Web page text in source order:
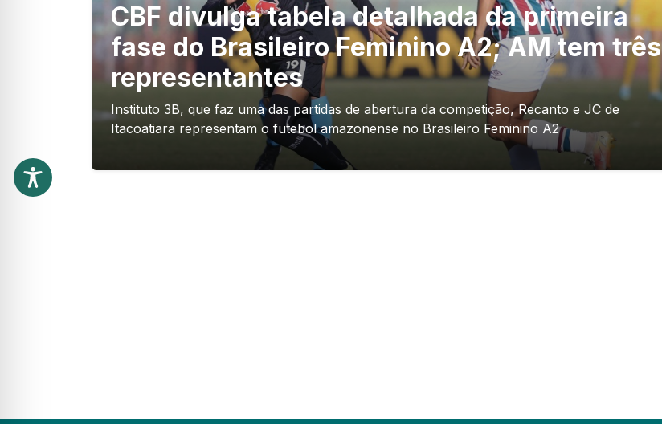
CBF divulga tabela detalhada da primeira
fase do Brasileiro Feminino A2; AM tem três
representantes
Instituto 3B, que faz uma das partidas de abertura da competição, Recanto e JC de
Itacoatiara representam o futebol amazonense no Brasileiro Feminino A2